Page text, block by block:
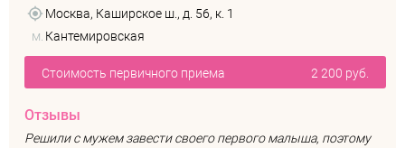
Москва, Каширское ш., д. 56, к. 1
м. Кантемировская
Стоимость первичного приема 2 200 руб.
Отзывы
Решили с мужем завести своего первого малыша, поэтому